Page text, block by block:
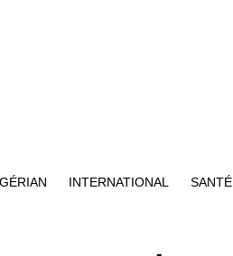
INTERNATIONAL SANTÉ